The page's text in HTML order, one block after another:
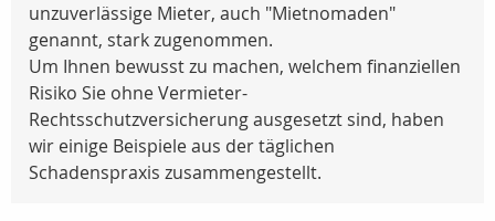
unzuverlässige Mieter, auch "Mietnomaden"
genannt, stark zugenommen.
Um Ihnen bewusst zu machen, welchem finanziellen
Risiko Sie ohne Vermieter-
Rechtsschutzversicherung ausgesetzt sind, haben
wir einige Beispiele aus der täglichen
Schadenspraxis zusammengestellt.